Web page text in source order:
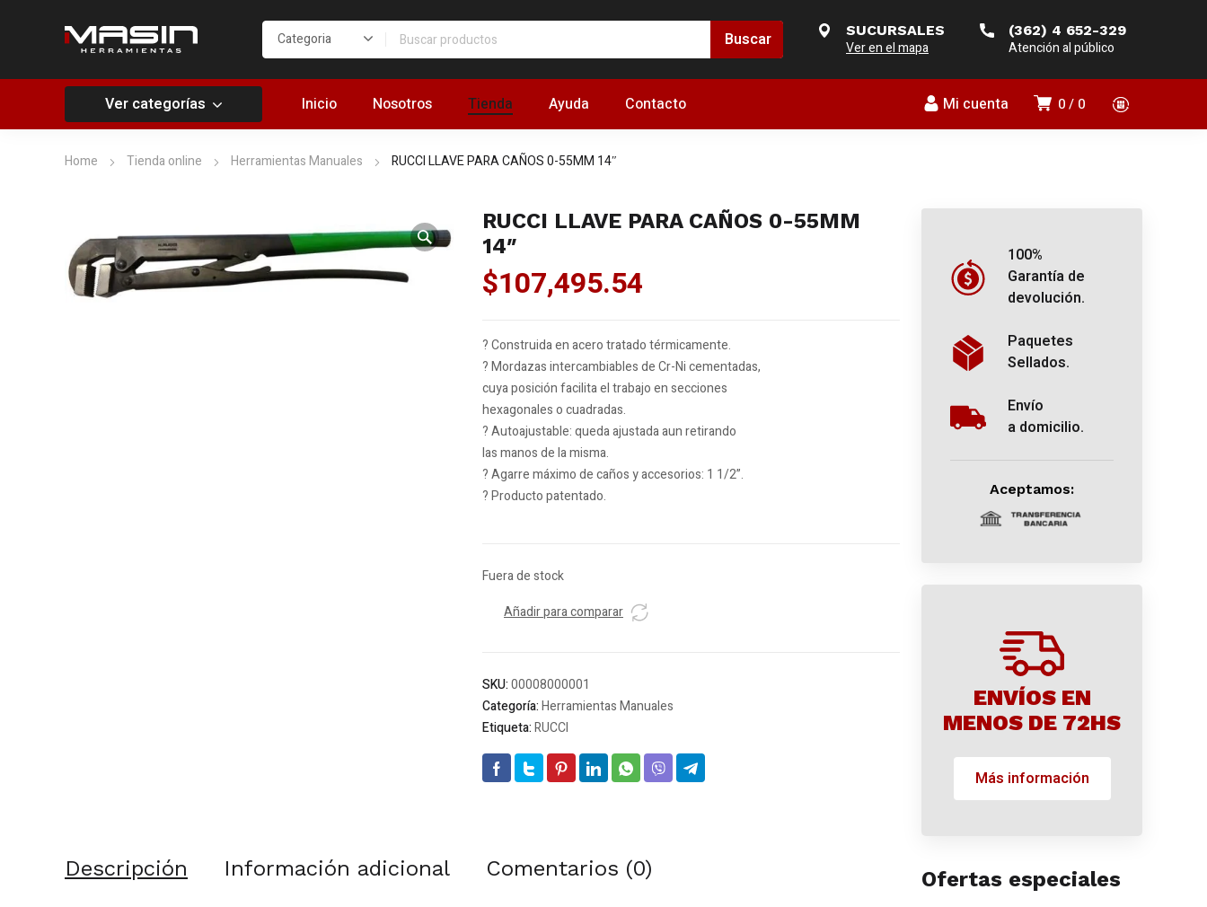
SUCURSALES
Ver en el mapa
(362) 4 652-329
Atención al público
0 0
Mi cuenta
Ver categorías Inicio Nosotros Tienda Ayuda Contacto
Home Tienda online Herramientas Manuales RUCCI LLAVE PARA CAÑOS 0-55MM 14″
RUCCI LLAVE PARA CAÑOS 0-55MM
14″
$107,495.54
? Construida en acero tratado térmicamente.
? Mordazas intercambiables de Cr-Ni cementadas,
cuya posición facilita el trabajo en secciones
hexagonales o cuadradas.
? Autoajustable: queda ajustada aun retirando
las manos de la misma.
? Agarre máximo de caños y accesorios: 1 1/2”.
? Producto patentado.
Fuera de stock
Añadir para comparar
SKU:00008000001
Categoría:Herramientas Manuales
Etiqueta:RUCCI
Descripción Información adicional Comentarios (0)
100%
Garantía de
devolución.
Paquetes
Sellados.
Envío
a domicilio.
Aceptamos:
ENVÍOS EN
MENOS DE 72HS
Más información
Ofertas especiales